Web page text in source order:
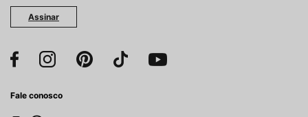
Assinar
Fale conosco